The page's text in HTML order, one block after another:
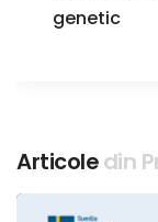
genetic
Articoledin